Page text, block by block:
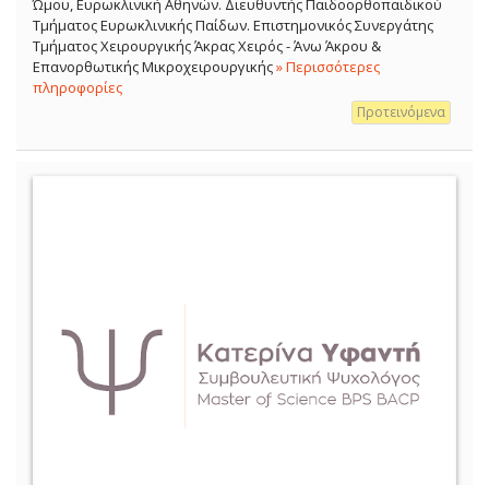
Ώμου, Ευρωκλινική Αθηνών. Διευθυντής Παιδοορθοπαιδικού
Τμήματος Ευρωκλινικής Παίδων. Επιστημονικός Συνεργάτης
Τμήματος Χειρουργικής Άκρας Χειρός - Άνω Άκρου &
Επανορθωτικής Μικροχειρουργικής» Περισσότερες
πληροφορίες
Προτεινόμενα